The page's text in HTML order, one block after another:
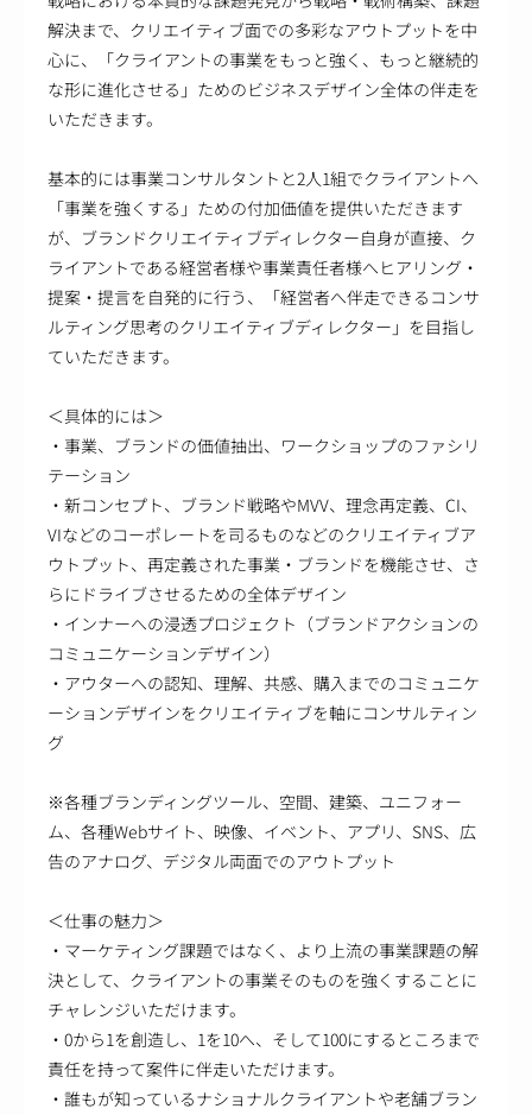
解決まで、クリエイティブ面での多彩なアウトプットを中
心に、「クライアントの事業をもっと強く、もっと継続的
な形に進化させる」ためのビジネスデザイン全体の伴走を
いただきます。
基本的には事業コンサルタントと2人1組でクライアントへ
「事業を強くする」ための付加価値を提供いただきます
が、ブランドクリエイティブディレクター自身が直接、ク
ライアントである経営者様や事業責任者様へヒアリング・
提案・提言を自発的に行う、「経営者へ伴走できるコンサ
ルティング思考のクリエイティブディレクター」を目指し
ていただきます。
＜具体的には＞
・事業、ブランドの価値抽出、ワークショップのファシリ
テーション
・新コンセプト、ブランド戦略やMVV、理念再定義、CI、
VIなどのコーポレートを司るものなどのクリエイティブア
ウトプット、再定義された事業・ブランドを機能させ、さ
らにドライブさせるための全体デザイン
・インナーへの浸透プロジェクト（ブランドアクションの
コミュニケーションデザイン）
・アウターへの認知、理解、共感、購入までのコミュニケ
ーションデザインをクリエイティブを軸にコンサルティン
グ
※各種ブランディングツール、空間、建築、ユニフォー
ム、各種Webサイト、映像、イベント、アプリ、SNS、広
告のアナログ、デジタル両面でのアウトプット
＜仕事の魅力＞
・マーケティング課題ではなく、より上流の事業課題の解
決として、クライアントの事業そのものを強くすることに
チャレンジいただけます。
・0から1を創造し、1を10へ、そして100にするところまで
責任を持って案件に伴走いただけます。
・誰もが知っているナショナルクライアントや老舗ブラン